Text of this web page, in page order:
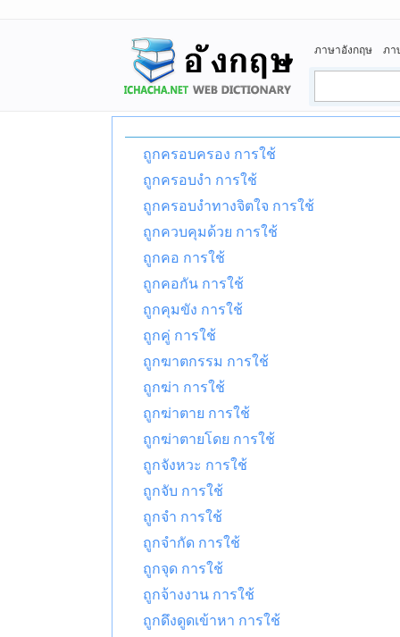
ภาษาอังกฤษ ภา
ถูกครอบครอง การใช้
ถูกครอบงำ การใช้
ถูกครอบงำทางจิตใจ การใช้
ถูกควบคุมด้วย การใช้
ถูกคอ การใช้
ถูกคอกัน การใช้
ถูกคุมขัง การใช้
ถูกคู่ การใช้
ถูกฆาตกรรม การใช้
ถูกฆ่า การใช้
ถูกฆ่าตาย การใช้
ถูกฆ่าตายโดย การใช้
ถูกจังหวะ การใช้
ถูกจับ การใช้
ถูกจำ การใช้
ถูกจำกัด การใช้
ถูกจุด การใช้
ถูกจ้างงาน การใช้
ถูกดึงดูดเข้าหา การใช้